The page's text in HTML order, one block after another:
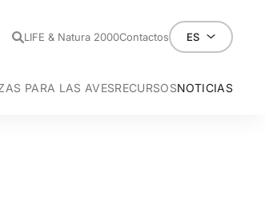
LIFE & Natura 2000Contactos ES
PARA LAS AVESRECURSOSNOTICIAS